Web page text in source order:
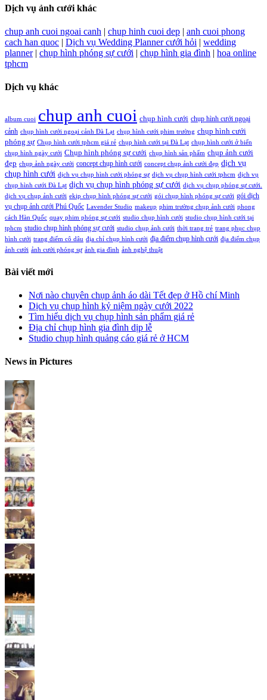
Dịch vụ ảnh cưới khác
chup anh cuoi ngoai canh | chup hinh cuoi dep | anh cuoi phong
cach han quoc | Dịch vụ Wedding Planner cưới hỏi | wedding
planner| chụp hình phóng sự cưới | chụp hình gia đình | hoa online
tphcm
Dịch vụ khác
album cuoi chup anh cuoi chụp hình cưới chụp hình cưới ngoại
cảnh chụp hình cưới ngoại cảnh Đà Lạt chụp hình cưới phim trường chụp hình cưới
phóng sự Chụp hình cưới tphcm giá rẻ chụp hình cưới tại Đà Lạt chụp hình cưới ở biển
chụp hình ngày cưới Chụp hình phóng sự cưới chụp hình sản phẩm chụp ảnh cưới
đẹp chụp ảnh ngày cưới concept chụp hình cưới concept chụp ảnh cưới đẹp dịch vụ
chụp hình cưới dịch vụ chụp hình cưới phóng sự dịch vụ chụp hình cưới tphcm dịch vụ
chụp hình cưới Đà Lạt dịch vụ chụp hình phóng sự cưới dịch vụ chụp phóng sự cưới.
dịch vụ chụp ảnh cưới ekip chụp hình phóng sự cưới gói chụp hình phóng sự cưới gói dịch
vụ chụp ảnh cưới Phú Quốc Lavender Studio makeup phim trường chụp ảnh cưới phong
cách Hàn Quốc quay phim phóng sự cưới studio chụp hình cưới studio chụp hình cưới tại
tphcm studio chụp hình phóng sự cưới studio chụp ảnh cưới thời trang trẻ trang phục chụp
hình cưới trang điểm cô dâu địa chỉ chụp hình cưới địa điểm chụp hình cưới địa điểm chụp
ảnh cưới ảnh cưới phóng sự ảnh gia đình ảnh nghệ thuật
Bài viết mới
Nơi nào chuyên chụp ảnh áo dài Tết đẹp ở Hồ chí Minh
Dịch vụ chụp hình kỷ niệm ngày cưới 2022
Tìm hiểu dịch vụ chụp hình sản phẩm giá rẻ
Địa chỉ chụp hình gia đình dịp lễ
Studio chụp hình quảng cáo giá rẻ ở HCM
News in Pictures